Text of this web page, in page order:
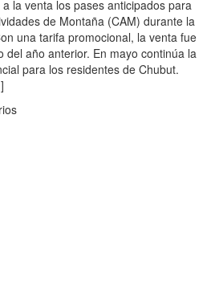
la venta los pases anticipados para
de Montaña (CAM) durante la
una tarifa promocional, la venta fue
del año anterior. En mayo continúa la
para los residentes de Chubut.